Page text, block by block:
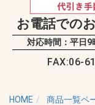
お電話での
対応時間：平日
FAX:06-
HOME 商品一覧ペ